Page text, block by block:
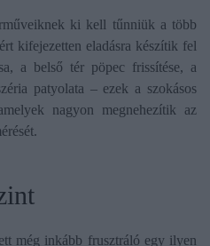
ki kell tűnniük a több
kifejezetten eladásra készítik fel
a belső tér pöpec frissítése, a
patyolata – ezek a szokásos
nagyon megnehezítik az
még inkább frusztráló egy ilyen